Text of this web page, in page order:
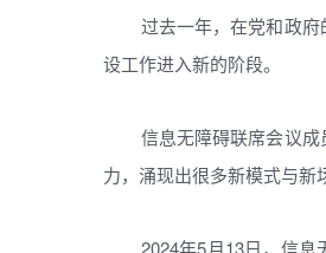
过去一年，在党和政
设工作进入新的阶段。
信息无障碍联席会议
力，涌现出很多新模式与新
2024年5月13日，信息